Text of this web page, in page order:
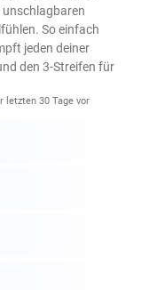
So einfach
jeden deiner
den 3-Streifen für
letzten 30 Tage vor